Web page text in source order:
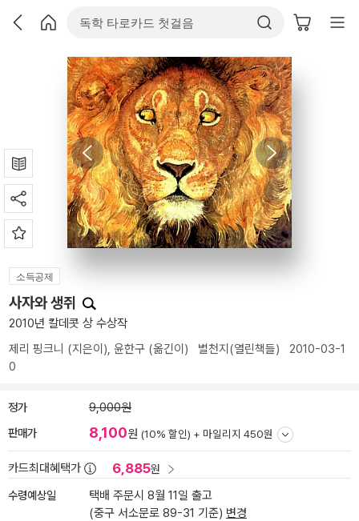
소득공제
사자와 생쥐
2010년 칼데콧 상 수상작
제리 핑크니 (지은이), 윤한구 (옮긴이) 별천지(열린책들) 2010-03-1
0
정가 9,000원
판매가 8,100원 (10% 할인) + 마일리지 450원
카드최대혜택가 6,885원
수령예상일
택배 주문시 8월 11일 출고
(중구 서소문로 89-31 기준) 변경